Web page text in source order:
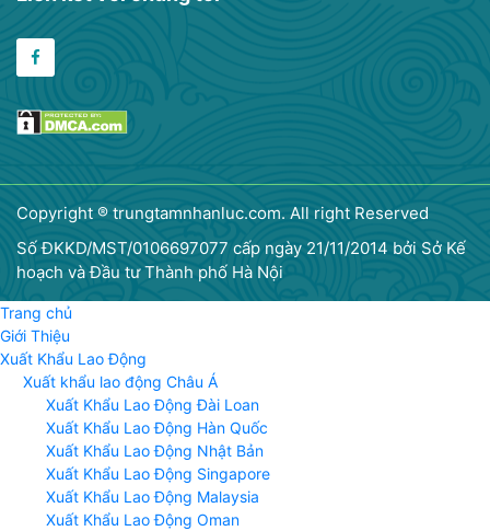
Copyright ® trungtamnhanluc.com. All right Reserved
Số ĐKKD/MST/0106697077 cấp ngày 21/11/2014 bởi Sở Kế
hoạch và Đầu tư Thành phố Hà Nội
Trang chủ
Giới Thiệu
Xuất Khẩu Lao Động
Xuất khẩu lao động Châu Á
Xuất Khẩu Lao Động Đài Loan
Xuất Khẩu Lao Động Hàn Quốc
Xuất Khẩu Lao Động Nhật Bản
Xuất Khẩu Lao Động Singapore
Xuất Khẩu Lao Động Malaysia
Xuất Khẩu Lao Động Oman